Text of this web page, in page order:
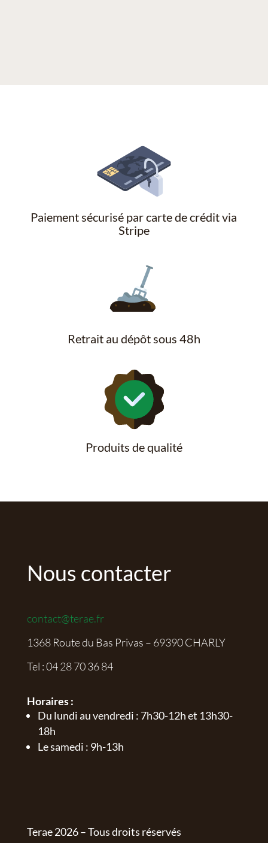
Paiement sécurisé par carte de crédit via
Stripe
Retrait au dépôt sous 48h
Produits de qualité
Nous contacter
contact@terae.fr
1368 Route du Bas Privas – 69390 CHARLY
Tel :04 28 70 36 84
Horaires :
Du lundi au vendredi : 7h30-12h et 13h30-
18h
Le samedi : 9h-13h
Terae2026– Tous droits réservés